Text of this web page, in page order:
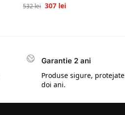
532lei 307 lei
Garantie 2 ani
Produse sigure,
doi ani.